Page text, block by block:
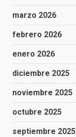
marzo 2026
febrero 2026
enero 2026
diciembre 2025
noviembre 2025
octubre 2025
septiembre 2025